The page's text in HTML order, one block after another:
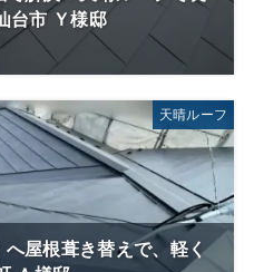
台市 Ｙ様邸
天晴ルーフ
屋根葺き替えで、軽く